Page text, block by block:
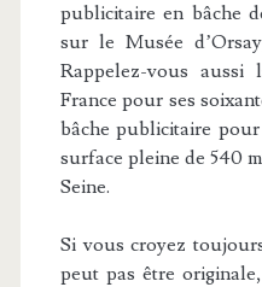
publicitaire en bâche
sur le Musée
Rappelez-vous aussi
France pour ses
bâche publicitaire
surface pleine de 540
Seine.
Si vous croyez
peut pas être